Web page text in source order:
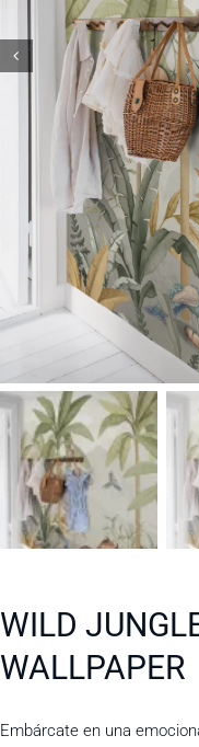
WILD
WALLPAPER
Embárcate en una